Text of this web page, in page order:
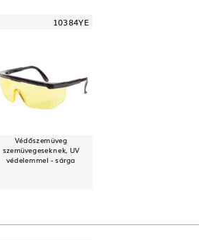
10384YE
Védőszemüveg
szemüvegeseknek, UV
védelemmel - sárga